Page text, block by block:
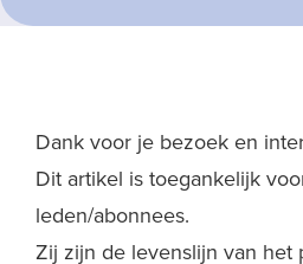
Dank voor je bezoek en
Dit artikel is toegankelijk
leden/abonnees.
Zij zijn de levenslijn van het